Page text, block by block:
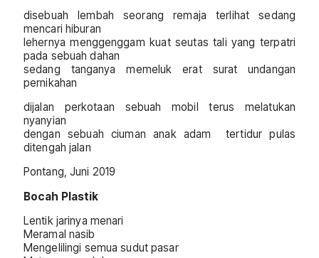
disebuah lembah seorang remaja terlihat sedang
mencari hiburan
lehernya menggenggam kuat seutas tali yang terpatri
pada sebuah dahan
sedang tanganya memeluk erat surat undangan
pernikahan
dijalan perkotaan sebuah mobil terus melatukan
nyanyian
dengan sebuah ciuman anak adam tertidur pulas
ditengah jalan
Pontang, Juni 2019
Bocah Plastik
Lentik jarinya menari
Meramal nasib
Mengelilingi semua sudut pasar